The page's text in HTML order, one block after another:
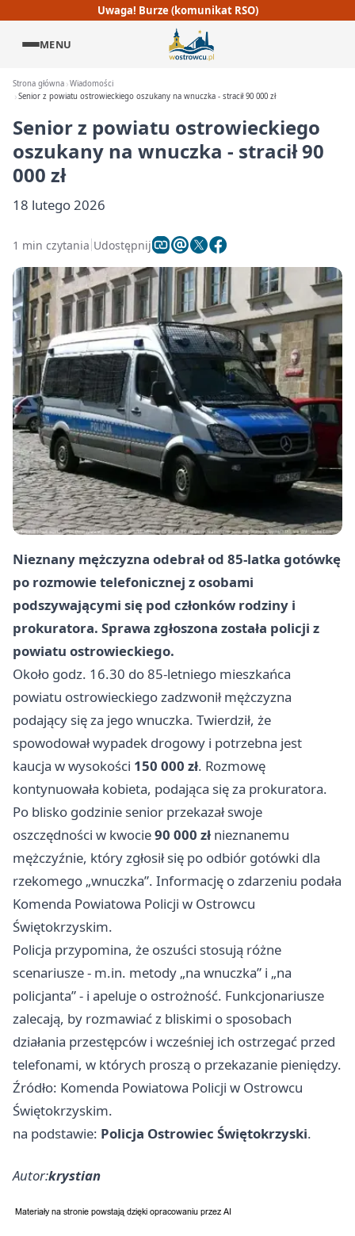
Uwaga! Burze (komunikat RSO)
MENU
Strona główna Wiadomości
Senior z powiatu ostrowieckiego oszukany na wnuczka - stracił 90 000 zł
Senior z powiatu ostrowieckiego
oszukany na wnuczka - stracił 90
000 zł
18 lutego 2026
1 min czytania Udostępnij
Nieznany mężczyzna odebrał od 85-latka gotówkę
po rozmowie telefonicznej z osobami
podszywającymi się pod członków rodziny i
prokuratora. Sprawa zgłoszona została policji z
powiatu ostrowieckiego.
Około godz. 16.30 do 85-letniego mieszkańca
powiatu ostrowieckiego zadzwonił mężczyzna
podający się za jego wnuczka. Twierdził, że
spowodował wypadek drogowy i potrzebna jest
kaucja w wysokości 150 000 zł. Rozmowę
kontynuowała kobieta, podająca się za prokuratora.
Po blisko godzinie senior przekazał swoje
oszczędności w kwocie90 000 zł nieznanemu
mężczyźnie, który zgłosił się po odbiór gotówki dla
rzekomego „wnuczka”. Informację o zdarzeniu podała
Komenda Powiatowa Policji w Ostrowcu
Świętokrzyskim.
Policja przypomina, że oszuści stosują różne
scenariusze - m.in. metody „na wnuczka” i „na
policjanta” - i apeluje o ostrożność. Funkcjonariusze
zalecają, by rozmawiać z bliskimi o sposobach
działania przestępców i wcześniej ich ostrzegać przed
telefonami, w których proszą o przekazanie pieniędzy.
Źródło: Komenda Powiatowa Policji w Ostrowcu
Świętokrzyskim.
na podstawie: Policja Ostrowiec Świętokrzyski.
Autor:krystian